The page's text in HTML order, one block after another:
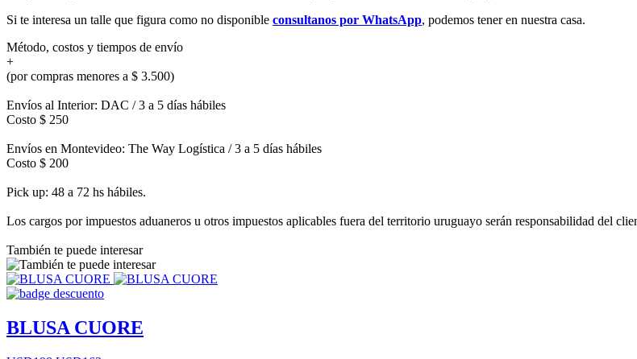
Si te interesa un talle que figura como no disponible consultanos por WhatsApp, podemos tener en nuestra casa.
Método, costos y tiempos de envío
+
(por compras menores a $ 3.500)
Envíos al Interior: DAC / 3 a 5 días hábiles
Costo $ 250
Envíos en Montevideo: The Way Logística / 3 a 5 días hábiles
Costo $ 200
Pick up: 48 a 72 hs hábiles.
Los cargos por impuestos aduaneros u otros impuestos aplicables fuera del territorio uruguayo serán responsabilidad del
También te puede interesar
BLUSA CUORE